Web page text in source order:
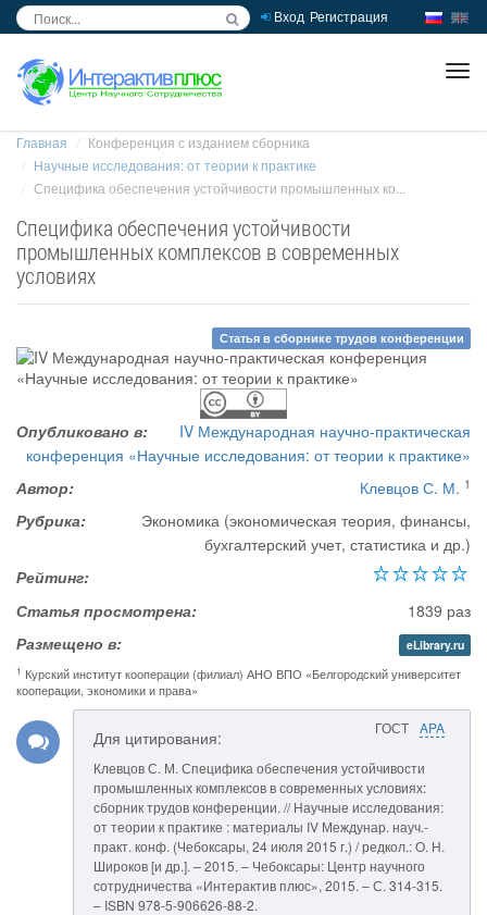
Вход Регистрация
Главная
Конференция с изданием сборника
Научные исследования: от теории к практике
Специфика обеспечения устойчивости промышленных ко...
Специфика обеспечения устойчивости
промышленных комплексов в современных
условиях
Статья в сборнике трудов конференции
Опубликовано в:
IV Международная научно-практическая
конференция «Научные исследования: от теории к практике»
Автор:
Клевцов С. М. 1
Рубрика:
Экономика (экономическая теория, финансы,
бухгалтерский учет, статистика и др.)
Рейтинг:
Статья просмотрена:
1839 раз
Размещено в:
eLibrary.ru
1 Курский институт кооперации (филиал) АНО ВПО «Белгородский университет
кооперации, экономики и права»
ГОСТ APA
Для цитирования:
Клевцов С. М. Специфика обеспечения устойчивости
промышленных комплексов в современных условиях:
сборник трудов конференции. // Научные исследования:
от теории к практике : материалы IV Междунар. науч.-
практ. конф. (Чебоксары, 24 июля 2015 г.) / редкол.: О. Н.
Широков [и др.]. – 2015. – Чебоксары: Центр научного
сотрудничества «Интерактив плюс», 2015. – С. 314-315.
– ISBN 978-5-906626-88-2.